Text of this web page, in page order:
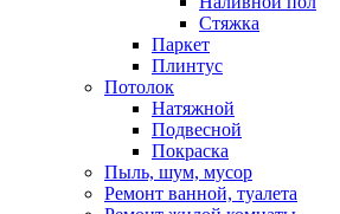
Стяжка
Паркет
Плинтус
Потолок
Натяжной
Подвесной
Покраска
Пыль, шум, мусор
Ремонт ванной, туалета